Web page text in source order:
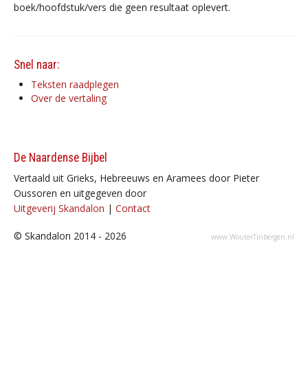
boek/hoofdstuk/vers die geen resultaat oplevert.
Snel naar:
Teksten raadplegen
Over de vertaling
De Naardense Bijbel
Vertaald uit Grieks, Hebreeuws en Aramees door Pieter
Oussoren en uitgegeven door
Uitgeverij Skandalon | Contact
www.WouterTinbergen.nl
© Skandalon 2014 - 2026